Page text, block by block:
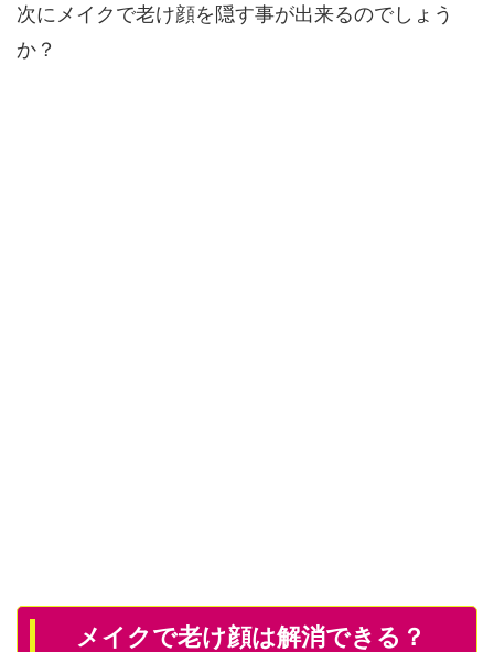
次にメイクで老け顔を隠す事が出来るのでしょう
か？
メイクで老け顔は解消できる？